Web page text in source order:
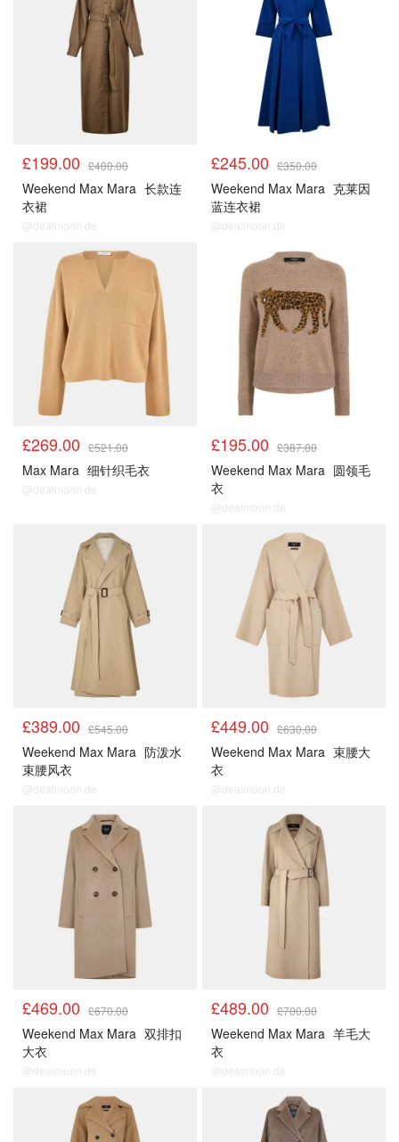
£199.00 £400.00
Weekend Max Mara 长款连
衣裙
@dealmoon.de
£245.00 £350.00
Weekend Max Mara 克莱因
蓝连衣裙
@dealmoon.de
£269.00 £521.00
Max Mara 细针织毛衣
@dealmoon.de
£195.00 £387.00
Weekend Max Mara 圆领毛
衣
@dealmoon.de
£389.00 £545.00
Weekend Max Mara 防泼水
束腰风衣
@dealmoon.de
£449.00 £630.00
Weekend Max Mara 束腰大
衣
@dealmoon.de
£469.00 £670.00
Weekend Max Mara 双排扣
大衣
@dealmoon.de
£489.00 £700.00
Weekend Max Mara 羊毛大
衣
@dealmoon.de